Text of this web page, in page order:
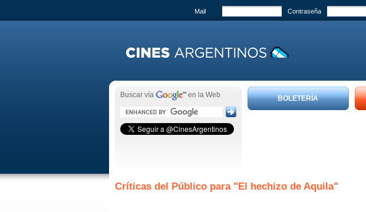
Mail Contraseña
Buscar vía en la Web BOLETERÍA
Críticas del Público para "El hechizo de Aquila"